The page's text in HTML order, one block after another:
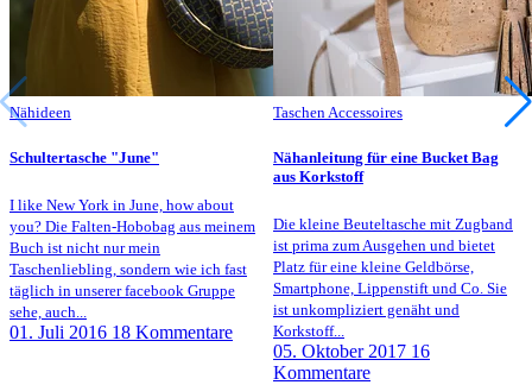
Nähideen
Schultertasche "June"
I like New York in June, how about
you? Die Falten-Hobobag aus meinem
Buch ist nicht nur mein
Taschenliebling, sondern wie ich fast
täglich in unserer facebook Gruppe
sehe, auch...
01. Juli 2016 18 Kommentare
Taschen Accessoires
Nähanleitung für eine Bucket Bag
aus Korkstoff
Die kleine Beuteltasche mit Zugband
ist prima zum Ausgehen und bietet
Platz für eine kleine Geldbörse,
Smartphone, Lippenstift und Co. Sie
ist unkompliziert genäht und
Korkstoff...
05. Oktober 2017 16
Kommentare